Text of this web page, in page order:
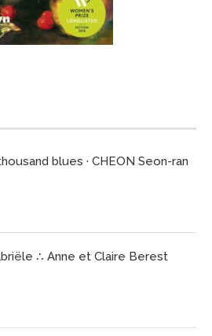
blues · CHEON Seon-ran
∴ Anne et Claire Berest